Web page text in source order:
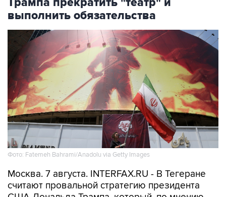
выполнить обязательства
Фото: Fatemeh Bahrami/Anadolu via Getty Images
Москва. 7 августа. INTERFAX.RU - В Тегеране
считают провальной стратегию президента